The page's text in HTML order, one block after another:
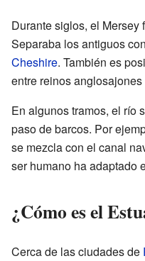
Durante siglos, el Mersey
Separaba los antiguos
Cheshire. También es
entre reinos
En algunos tramos, el río
paso de barcos. Por
se mezcla con el canal
ser humano ha adaptado
¿Cómo es el
Cerca de las ciudades de